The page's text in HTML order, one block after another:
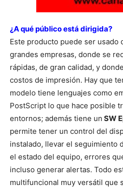
¿A qué público está dirigida?
Este producto puede ser usado
grandes empresas, donde se
rápidas, de gran calidad, y
costos de impresión. Hay que
modelo tiene lenguajes como
PostScript lo que hace posible
entornos; además tiene un SW
permite tener un control del
instalado, llevar el seguimiento
el estado del equipo, errores
incluso generar alertas. Todo
multifuncional muy versátil que